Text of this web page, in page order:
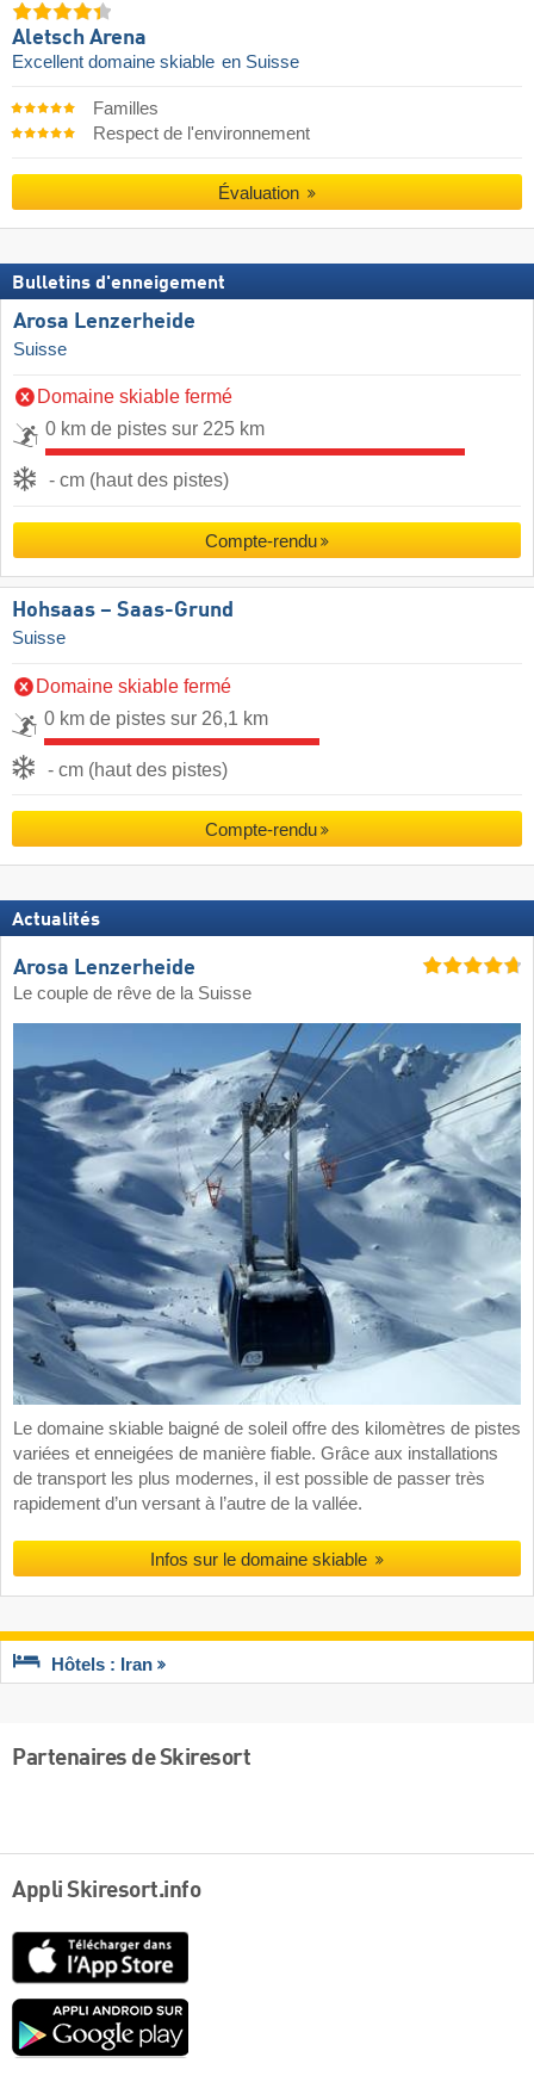
Aletsch Arena
Excellent domaine skiable en Suisse
Familles
Respect de l'environnement
Évaluation
Bulletins d'enneigement
Arosa Lenzerheide
Suisse
Domaine skiable fermé
0 km de pistes sur 225 km
- cm (haut des pistes)
Compte-rendu
Hohsaas – Saas-Grund
Suisse
Domaine skiable fermé
0 km de pistes sur 26,1 km
- cm (haut des pistes)
Compte-rendu
Actualités
Arosa Lenzerheide
Le couple de rêve de la Suisse
Le domaine skiable baigné de soleil offre des kilomètres de pistes
variées et enneigées de manière fiable. Grâce aux installations
de transport les plus modernes, il est possible de passer très
rapidement d’un versant à l’autre de la vallée.
Infos sur le domaine skiable
Hôtels : Iran
Partenaires de Skiresort
Appli Skiresort.info
Google